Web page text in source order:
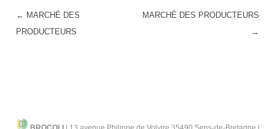
POST NAVIGATION
← MARCHÉ DES
PRODUCTEURS
MARCHÉ DES PRODUCTEURS
→